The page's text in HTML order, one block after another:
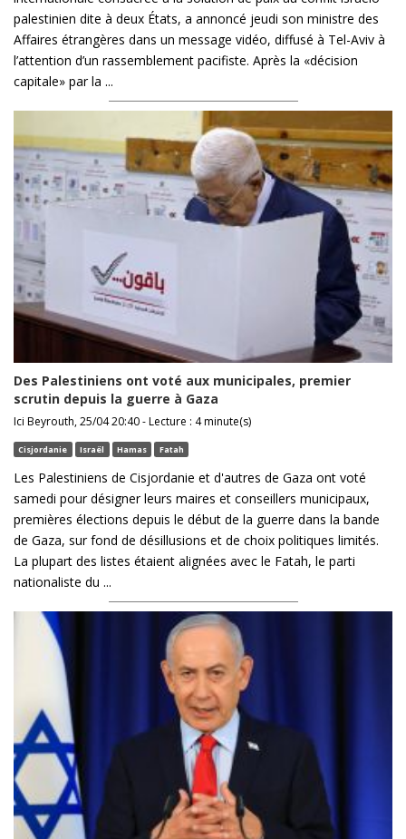
palestinien dite à deux États, a annoncé jeudi son ministre des
Affaires étrangères dans un message vidéo, diffusé à Tel-Aviv à
l’attention d’un rassemblement pacifiste. Après la «décision
capitale» par la ...
Des Palestiniens ont voté aux municipales, premier
scrutin depuis la guerre à Gaza
Ici Beyrouth, 25/04 20:40 - Lecture : 4 minute(s)
Cisjordanie Israël Hamas Fatah
Les Palestiniens de Cisjordanie et d'autres de Gaza ont voté
samedi pour désigner leurs maires et conseillers municipaux,
premières élections depuis le début de la guerre dans la bande
de Gaza, sur fond de désillusions et de choix politiques limités.
La plupart des listes étaient alignées avec le Fatah, le parti
nationaliste du ...